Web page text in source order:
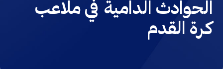
الحوادث الدامية في ملاعب
كرة القدم